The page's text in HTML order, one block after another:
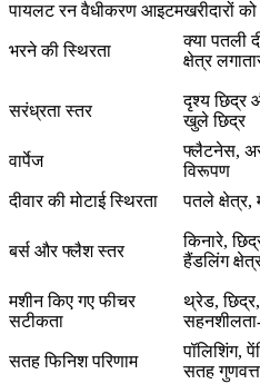
पायलट रन वैधीकरण आइटमखरीदारों
भरने की स्थिरता
क्या पतली
क्षेत्र
सरंध्रता स्तर
दृश्य छिद्र
खुले छिद्र
वार्पेज
फ्लैटनेस,
विरूपण
दीवार की मोटाई स्थिरता
पतले क्षेत्र,
बर्स और फ्लैश स्तर
किनारे,
हैंडलिंग
मशीन किए गए फीचर
सटीकता
थ्रेड,
सतह फिनिश परिणाम
पॉलिशिंग,
सतह